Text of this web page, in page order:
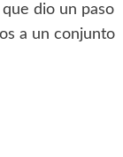
dio un paso
a un conjunto